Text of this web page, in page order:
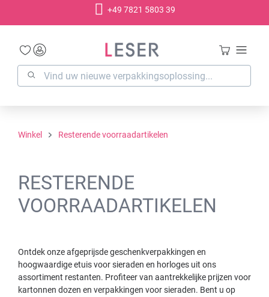
+49 7821 5803 39
Winkel Resterende voorraadartikelen
RESTERENDE
VOORRAADARTIKELEN
Ontdek onze afgeprijsde geschenkverpakkingen en
hoogwaardige etuis voor sieraden en horloges uit ons
assortiment restanten. Profiteer van aantrekkelijke prijzen voor
kartonnen dozen en verpakkingen voor sieraden. Bent u op